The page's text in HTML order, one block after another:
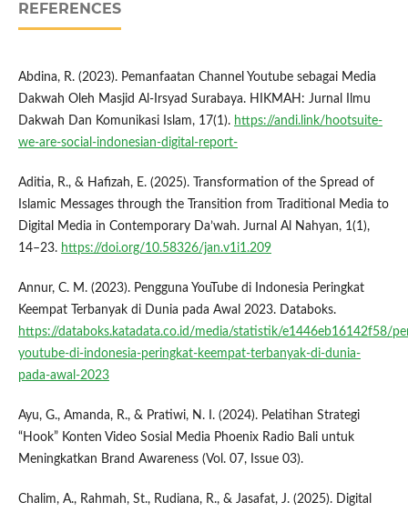
REFERENCES
Abdina, R. (2023). Pemanfaatan Channel Youtube sebagai Media
Dakwah Oleh Masjid Al-Irsyad Surabaya. HIKMAH: Jurnal Ilmu
Dakwah Dan Komunikasi Islam, 17(1). https://andi.link/hootsuite-
we-are-social-indonesian-digital-report-
Aditia, R., & Hafizah, E. (2025). Transformation of the Spread of
Islamic Messages through the Transition from Traditional Media to
Digital Media in Contemporary Da’wah. Jurnal Al Nahyan, 1(1),
14–23. https://doi.org/10.58326/jan.v1i1.209
Annur, C. M. (2023). Pengguna YouTube di Indonesia Peringkat
Keempat Terbanyak di Dunia pada Awal 2023. Databoks.
https://databoks.katadata.co.id/media/statistik/e1446eb16142f58/
youtube-di-indonesia-peringkat-keempat-terbanyak-di-dunia-
pada-awal-2023
Ayu, G., Amanda, R., & Pratiwi, N. I. (2024). Pelatihan Strategi
“Hook” Konten Video Sosial Media Phoenix Radio Bali untuk
Meningkatkan Brand Awareness (Vol. 07, Issue 03).
Chalim, A., Rahmah, St., Rudiana, R., & Jasafat, J. (2025). Digital